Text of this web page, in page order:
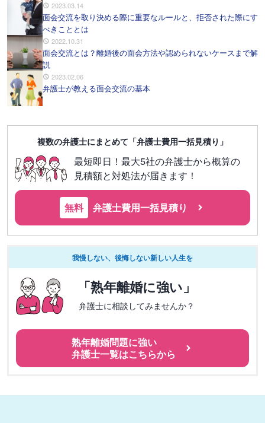
2023.03.14
面会交流を取り決める際に重要なルールと、拒否された際にす
べきこととは
2022.10.31
面会交流とは？離婚後の面会方法や認められないケースまで解
説
2023.02.06
弁護士が教える面会交流の基本
複数の弁護士にまとめて「弁護士費用一括見積り」
最短即日！最大5社の弁護士から概算の
見積額と対処法が届きます！
無料 弁護士費用一括見積り
我慢しない、後悔しない新しい人生を
「熟年離婚に強い」
弁護士に相談してみませんか？
熟年離婚問題に強い
弁護士一覧はこちらから